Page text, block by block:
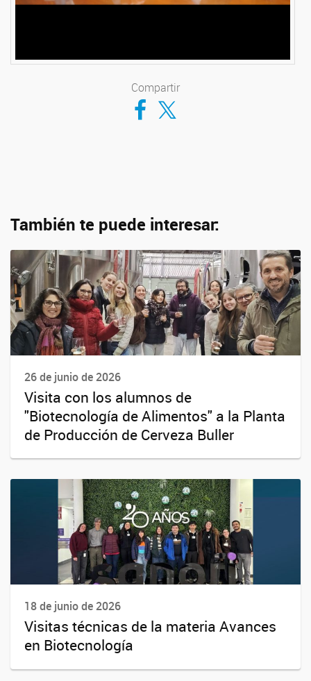
Compartir
Compartir en Facebook
Compartir en Twitter
También te puede interesar:
26 de junio de 2026
Visita con los alumnos de
"Biotecnología de Alimentos" a la Planta
de Producción de Cerveza Buller
18 de junio de 2026
Visitas técnicas de la materia Avances
en Biotecnología